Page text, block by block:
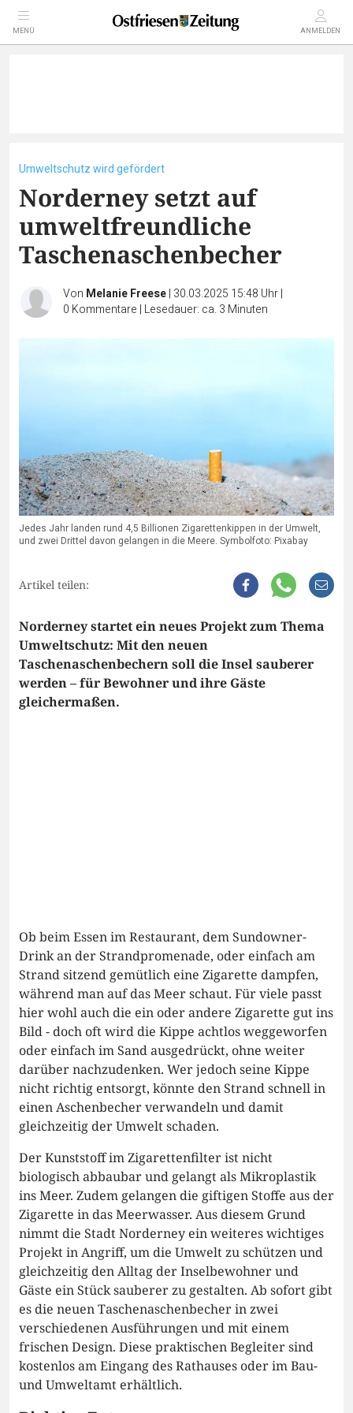
MENÜ ANMELDEN
Umweltschutz wird gefördert
Norderney setzt auf
umweltfreundliche
Taschenaschenbecher
Von Melanie Freese| 30.03.2025 15:48 Uhr|
0 Kommentare | Lesedauer: ca. 3 Minuten
Jedes Jahr landen rund 4,5 Billionen Zigarettenkippen in der Umwelt,
und zwei Drittel davon gelangen in die Meere. Symbolfoto: Pixabay
Artikel teilen:
Norderney startet ein neues Projekt zum Thema
Umweltschutz: Mit den neuen
Taschenaschenbechern soll die Insel sauberer
werden – für Bewohner und ihre Gäste
gleichermaßen.
Ob beim Essen im Restaurant, dem Sundowner-
Drink an der Strandpromenade, oder einfach am
Strand sitzend gemütlich eine Zigarette dampfen,
während man auf das Meer schaut. Für viele passt
hier wohl auch die ein oder andere Zigarette gut ins
Bild - doch oft wird die Kippe achtlos weggeworfen
oder einfach im Sand ausgedrückt, ohne weiter
darüber nachzudenken. Wer jedoch seine Kippe
nicht richtig entsorgt, könnte den Strand schnell in
einen Aschenbecher verwandeln und damit
gleichzeitig der Umwelt schaden.
Der Kunststoff im Zigarettenfilter ist nicht
biologisch abbaubar und gelangt als Mikroplastik
ins Meer. Zudem gelangen die giftigen Stoffe aus der
Zigarette in das Meerwasser. Aus diesem Grund
nimmt die Stadt Norderney ein weiteres wichtiges
Projekt in Angriff, um die Umwelt zu schützen und
gleichzeitig den Alltag der Inselbewohner und
Gäste ein Stück sauberer zu gestalten. Ab sofort gibt
es die neuen Taschenaschenbecher in zwei
verschiedenen Ausführungen und mit einem
frischen Design. Diese praktischen Begleiter sind
kostenlos am Eingang des Rathauses oder im Bau-
und Umweltamt erhältlich.